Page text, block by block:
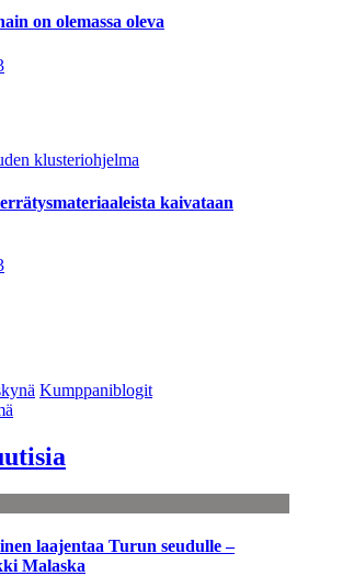
on olemassa oleva
klusteriohjelma
kaivataan
Kumppaniblogit
laajentaa Turun seudulle –
Malaska